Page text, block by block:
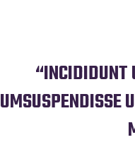
“INCIDIDUNT
UMSUSPENDISSE